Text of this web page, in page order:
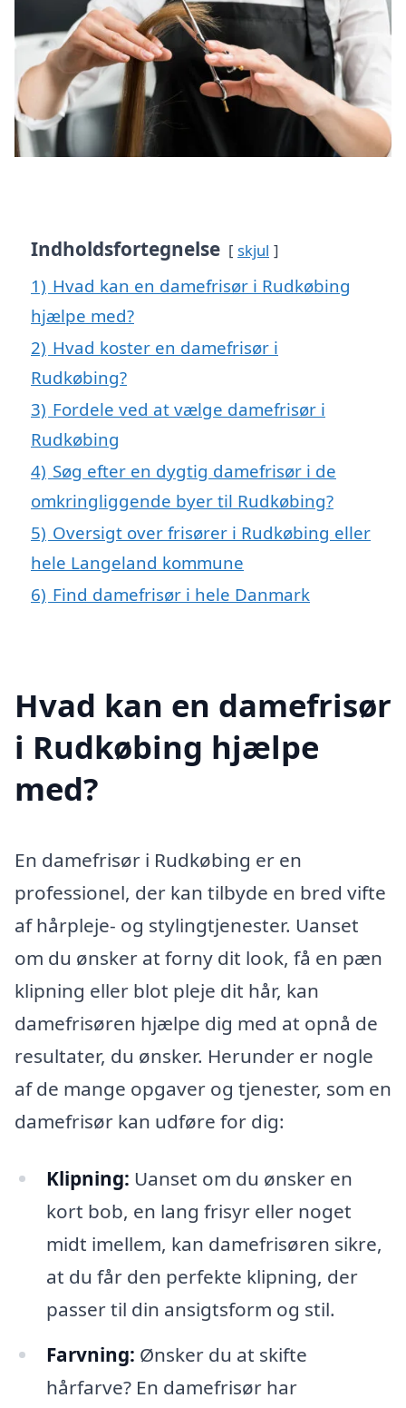
Indholdsfortegnelse skjul
1) Hvad kan en damefrisør i Rudkøbing
hjælpe med?
2) Hvad koster en damefrisør i
Rudkøbing?
3) Fordele ved at vælge damefrisør i
Rudkøbing
4) Søg efter en dygtig damefrisør i de
omkringliggende byer til Rudkøbing?
5) Oversigt over frisører i Rudkøbing eller
hele Langeland kommune
6) Find damefrisør i hele Danmark
Hvad kan en damefrisør
i Rudkøbing hjælpe
med?
En damefrisør i Rudkøbing er en
professionel, der kan tilbyde en bred vifte
af hårpleje- og stylingtjenester. Uanset
om du ønsker at forny dit look, få en pæn
klipning eller blot pleje dit hår, kan
damefrisøren hjælpe dig med at opnå de
resultater, du ønsker. Herunder er nogle
af de mange opgaver og tjenester, som en
damefrisør kan udføre for dig:
Klipning: Uanset om du ønsker en
kort bob, en lang frisyr eller noget
midt imellem, kan damefrisøren sikre,
at du får den perfekte klipning, der
passer til din ansigtsform og stil.
Farvning: Ønsker du at skifte
hårfarve? En damefrisør har